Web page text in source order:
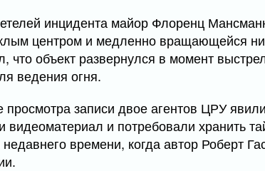
инцидента майор Флоренц
центром и медленно вращающейся
что объект развернулся в момент
ведения огня.
записи двое агентов ЦРУ
видеоматериал и потребовали хранить
времени, когда автор Роберт